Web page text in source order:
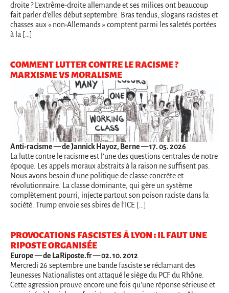
droite ? L’extrême-droite allemande et ses milices ont beaucoup
fait parler d’elles début septembre. Bras tendus, slogans racistes et
chasses aux « non-Allemands » comptent parmi les saletés portées
à la […]
COMMENT LUTTER CONTRE LE RACISME ?
MARXISME VS MORALISME
Anti-racisme— de Jannick Hayoz, Berne — 17. 05. 2026
La lutte contre le racisme est l’une des questions centrales de notre
époque. Les appels moraux abstraits à la raison ne suffisent pas.
Nous avons besoin d’une politique de classe concrète et
révolutionnaire. La classe dominante, qui gère un système
complètement pourri, injecte partout son poison raciste dans la
société. Trump envoie ses sbires de l’ICE […]
PROVOCATIONS FASCISTES À LYON : IL FAUT UNE
RIPOSTE ORGANISÉE
Europe— de LaRiposte.fr — 02. 10. 2012
Mercredi 26 septembre une bande fasciste se réclamant des
Jeunesses Nationalistes ont attaqué le siège du PCF du Rhône.
Cette agression prouve encore une fois qu'une réponse sérieuse et